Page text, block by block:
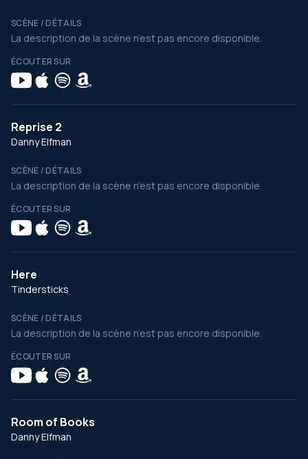
SCÈNE / DÉTAILS
La description de la scène n’est pas encore disponible.
ÉCOUTER SUR
Reprise 2
Danny Elfman
SCÈNE / DÉTAILS
La description de la scène n’est pas encore disponible.
ÉCOUTER SUR
Here
Tindersticks
SCÈNE / DÉTAILS
La description de la scène n’est pas encore disponible.
ÉCOUTER SUR
Room of Books
Danny Elfman